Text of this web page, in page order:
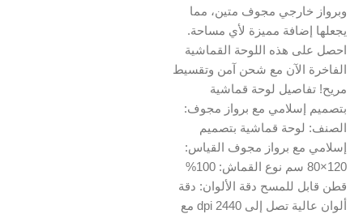
وبرواز خارجي مجوف متين، مما
يجعلها إضافة مميزة لأي مساحة.
احصل على هذه اللوحة القماشية
الفاخرة الآن مع شحن آمن وتقسيط
مريح! تفاصيل لوحة قماشية
بتصميم إسلامي مع برواز مجوف:
الصنف: لوحة قماشية بتصميم
إسلامي مع برواز مجوف القياس:
120×80 سم نوع القماش: 100%
قطن قابل للمسح دقة الألوان: دقة
ألوان عالية تصل إلى 2440 dpi مع